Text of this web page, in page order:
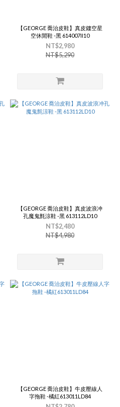
【GEORGE 喬治皮鞋】真皮鏤空星
空休閒鞋 -黑 614007II10
NT$2,980
NT$5,290
【GEORGE 喬治皮鞋】真皮波浪冲
孔魔鬼氈涼鞋 -黑 613112LD10
NT$2,480
NT$4,980
【GEORGE 喬治皮鞋】牛皮壓線人
字拖鞋 -橘紅613011LD84